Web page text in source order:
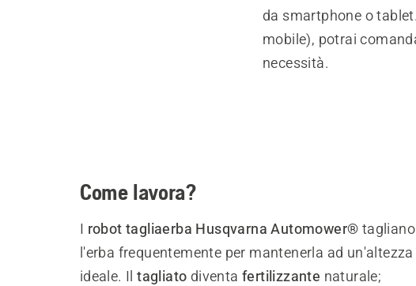
da smartphone o
mobile), potrai
necessità.
Come lavora?
I robot tagliaerba Husqvarna Automower® tagliano
l'erba frequentemente per mantenerla ad un'altezza
ideale. Iltagliato diventafertilizzante naturale;